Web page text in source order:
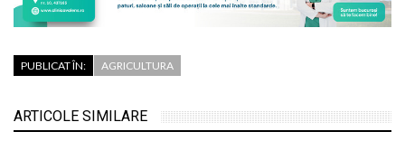
PUBLICAT ÎN: AGRICULTURA
ARTICOLE SIMILARE